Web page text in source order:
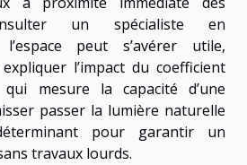
un spécialiste en
peut s’avérer utile,
l’impact du coefficient
mesure la capacité d’une
passer la lumière naturelle
pour garantir un
travaux lourds.